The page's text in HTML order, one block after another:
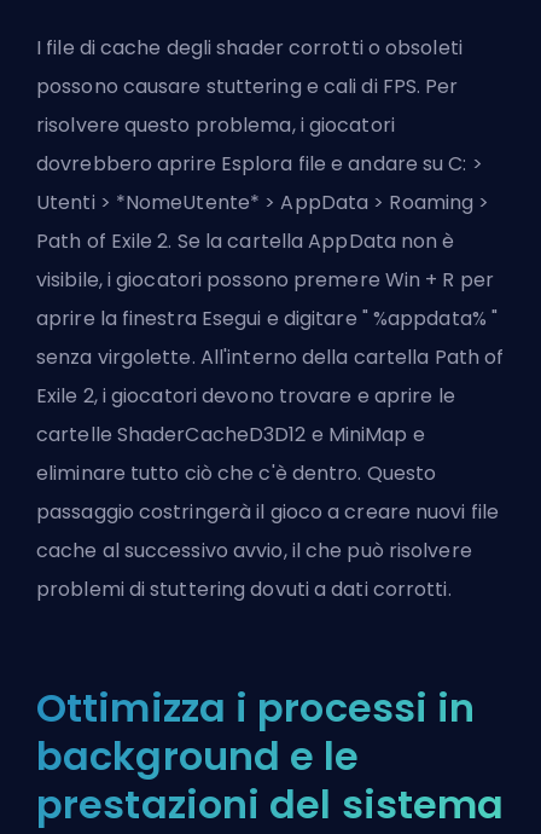
I file di cache degli shader corrotti o obsoleti
possono causare stuttering e cali di FPS. Per
risolvere questo problema, i giocatori
dovrebbero aprire Esplora file e andare su C: >
Utenti > *NomeUtente* > AppData > Roaming >
Path of Exile 2. Se la cartella AppData non è
visibile, i giocatori possono premere Win + R per
aprire la finestra Esegui e digitare " %appdata% "
senza virgolette. All'interno della cartella Path of
Exile 2, i giocatori devono trovare e aprire le
cartelle ShaderCacheD3D12 e MiniMap e
eliminare tutto ciò che c'è dentro. Questo
passaggio costringerà il gioco a creare nuovi file
cache al successivo avvio, il che può risolvere
problemi di stuttering dovuti a dati corrotti.
Ottimizza i processi in
background e le
prestazioni del sistema